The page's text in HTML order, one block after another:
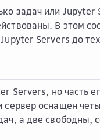
задач или Jupyter
В этом
Servers до
Servers, но часть
оснащен
а две свободны,